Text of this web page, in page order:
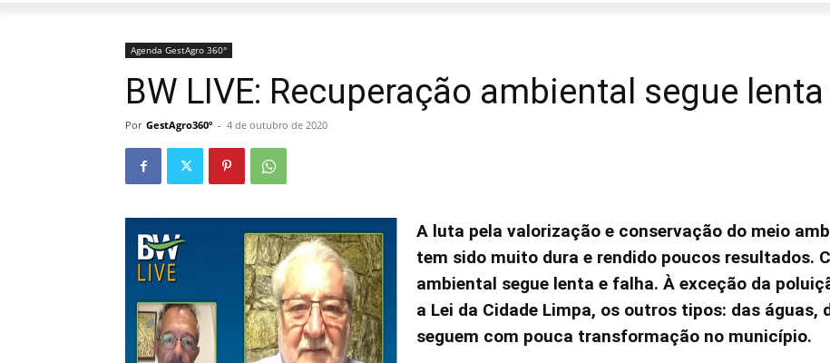
Agenda GestAgro 360°
BW LIVE: Recuperação ambiental segue
Por GestAgro360º - 4 de outubro de 2020
A luta pela valorização e conservação do meio
tem sido muito dura e rendido poucos resultados.
ambiental segue lenta e falha. À exceção da
a Lei da Cidade Limpa, os outros tipos: das águas,
seguem com pouca transformação no município.